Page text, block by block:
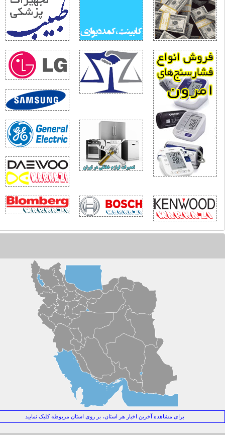
نیویورک تایمز: جنگ ترامپ با ایران به سمت «شکست راهبردی» پیش می‌رود
انسانی؛ جهانی، تمدنی به اربعین
۲۰۲۶؛ آینه افول نظم آمریکایی
نقطه ثقل بازدارندگی ایران
و فراواقعیت جنگ ۱۲روزه
خطرناک زلنسکی در خزر
حمله آمریکا به حشد الشعبی، جنگ فرسایشی با ایران را به یک جنگ منطقه‌ای تبدیل
متفاوت از ۱۵۰ شبانه روز ایستادگی مردم مبعوث شده
فراتر از یک پیام
با دلسوزان نظام
در دام جنگ ایران
پدیدارشناسانه درباره فروپاشی حرمت، تربیت و نسبت نسل‌ها در عصر فردگرایی
اصلی سفر نخست‌وزیر عراق به تهران
دفاع از تنش‌زدایی با ایران
بزرگ سیاسی در میانه آتش!
جان مرشایمر پذیرش تفاهم‌نامه ۱۷ ژوئن توسط ایران را یک «خطای محاسباتی راهبردی» می‌داند؟+فیلم
متجاوز فراموش می‌شود!
جنوبِ همیشه قهرمان
عطوان: چرا باید به حرکت جدید میانجی ها مشکوک باشیم؟
و سقوط اخلاق سیاسی آمریکا
برای مشاهده آخرین اخبار هر استان، بر روی استان مربوطه کلیک نمایید